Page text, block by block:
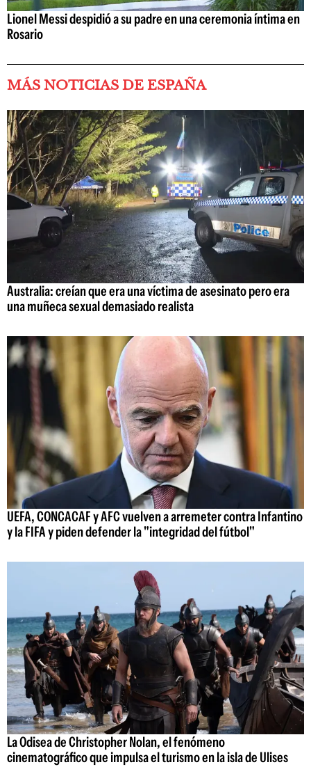
Lionel Messi despidió a su padre en una ceremonia íntima en
Rosario
MÁS NOTICIAS DE ESPAÑA
Australia: creían que era una víctima de asesinato pero era
una muñeca sexual demasiado realista
UEFA, CONCACAF y AFC vuelven a arremeter contra Infantino
y la FIFA y piden defender la "integridad del fútbol"
La Odisea de Christopher Nolan, el fenómeno
cinematográfico que impulsa el turismo en la isla de Ulises